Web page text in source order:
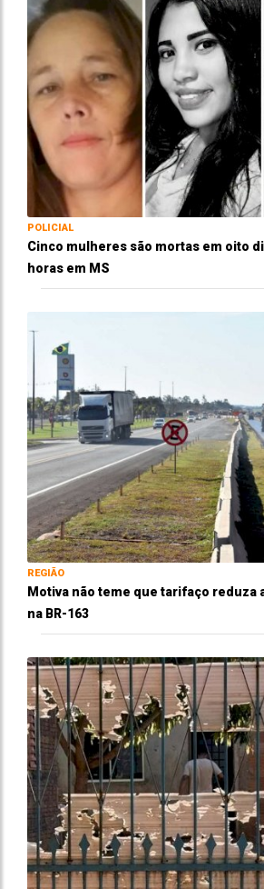
POLICIAL
Cinco mulheres são mortas em oito
horas em MS
REGIÃO
Motiva não teme que tarifaço reduza
na BR-163